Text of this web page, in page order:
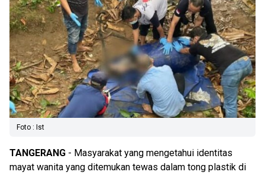
Foto : Ist
TANGERANG - Masyarakat yang mengetahui identitas
mayat wanita yang ditemukan tewas dalam tong plastik di